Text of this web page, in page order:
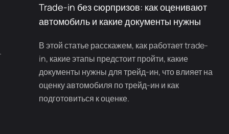
Trade-in без сюрпризов: как оценивают
автомобиль и какие документы нужны
В этой статье расскажем, как работает trade-
in, какие этапы предстоит пройти, какие
документы нужны для трейд-ин, что влияет на
оценку автомобиля по трейд-ин и как
подготовиться к оценке.